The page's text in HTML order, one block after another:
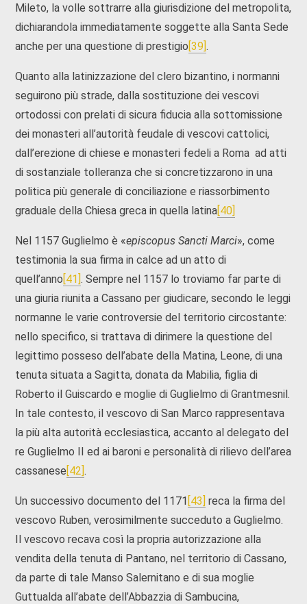
Mileto, la volle sottrarre alla giurisdizione del metropolita,
dichiarandola immediatamente soggette alla Santa Sede
anche per una questione di prestigio[39].
Quanto alla latinizzazione del clero bizantino, i normanni
seguirono più strade, dalla sostituzione dei vescovi
ortodossi con prelati di sicura fiducia alla sottomissione
dei monasteri all’autorità feudale di vescovi cattolici,
dall’erezione di chiese e monasteri fedeli a Roma ad atti
di sostanziale tolleranza che si concretizzarono in una
politica più generale di conciliazione e riassorbimento
graduale della Chiesa greca in quella latina[40]
Nel 1157 Guglielmo è «episcopus Sancti Marci», come
testimonia la sua firma in calce ad un atto di
quell’anno[41]. Sempre nel 1157 lo troviamo far parte di
una giuria riunita a Cassano per giudicare, secondo le leggi
normanne le varie controversie del territorio circostante:
nello specifico, si trattava di dirimere la questione del
legittimo posseso dell’abate della Matina, Leone, di una
tenuta situata a Sagitta, donata da Mabilia, figlia di
Roberto il Guiscardo e moglie di Guglielmo di Grantmesnil.
In tale contesto, il vescovo di San Marco rappresentava
la più alta autorità ecclesiastica, accanto al delegato del
re Guglielmo II ed ai baroni e personalità di rilievo dell’area
cassanese[42].
Un successivo documento del 1171 [43] reca la firma del
vescovo Ruben, verosimilmente succeduto a Guglielmo.
Il vescovo recava così la propria autorizzazione alla
vendita della tenuta di Pantano, nel territorio di Cassano,
da parte di tale Manso Salernitano e di sua moglie
Guttualda all’abate dell’Abbazzia di Sambucina,